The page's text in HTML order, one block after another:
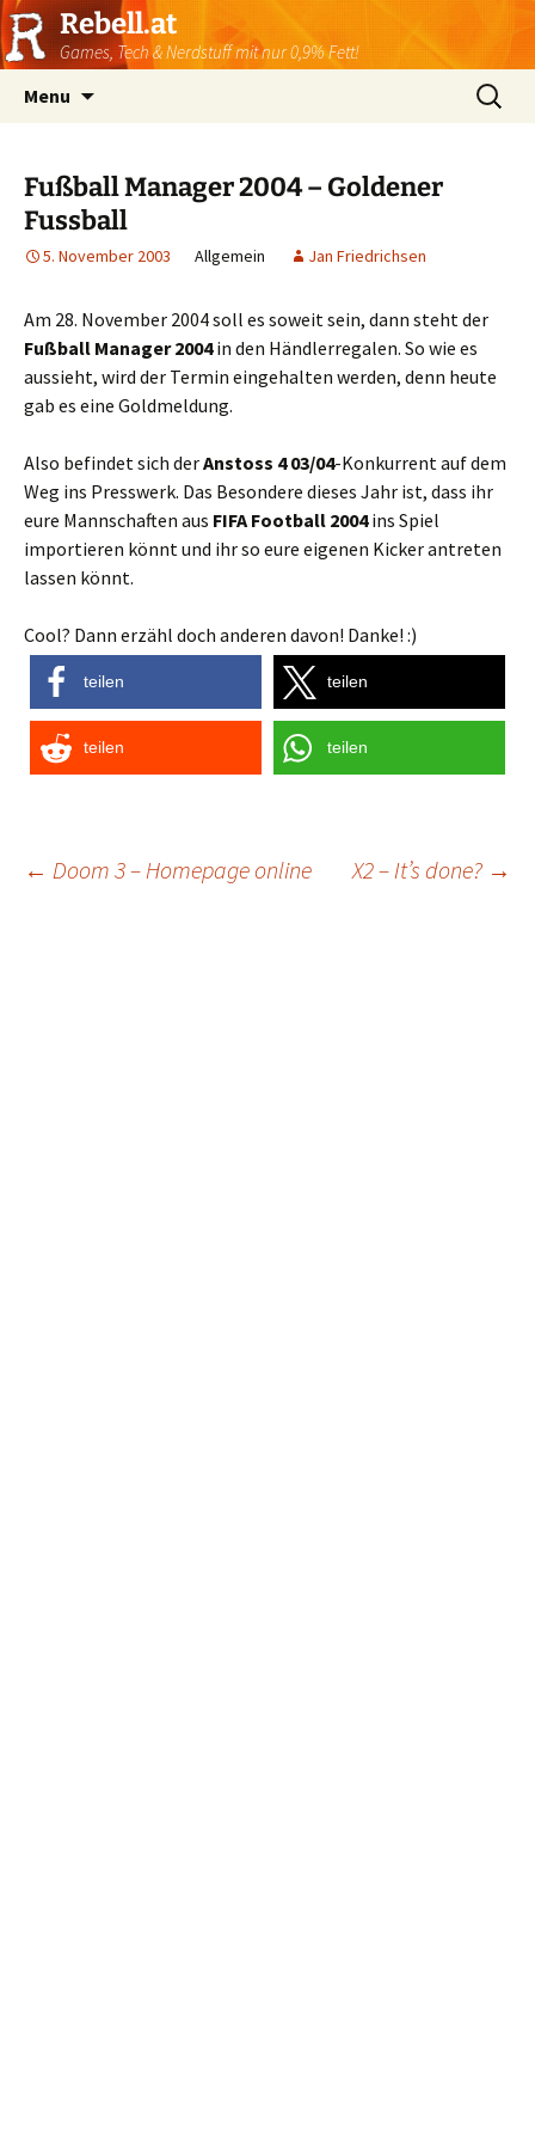
Rebell.at
Games, Tech & Nerdstuff mit nur 0,9% Fett!
Menu
Suchen
nach:
Fußball Manager 2004 – Goldener
Fussball
5. November 2003 Allgemein Jan Friedrichsen
Am 28. November 2004 soll es soweit sein, dann steht der
Fußball Manager 2004in den Händlerregalen. So wie es
aussieht, wird der Termin eingehalten werden, denn heute
gab es eine Goldmeldung.
Also befindet sich derAnstoss 4 03/04-Konkurrent auf dem
Weg ins Presswerk. Das Besondere dieses Jahr ist, dass ihr
eure Mannschaften aus FIFA Football 2004ins Spiel
importieren könnt und ihr so eure eigenen Kicker antreten
lassen könnt.
Cool? Dann erzähl doch anderen davon! Danke! :)
teilen teilen
teilen teilen
Post
← Doom 3 – Homepage online X2 – It’s done? →